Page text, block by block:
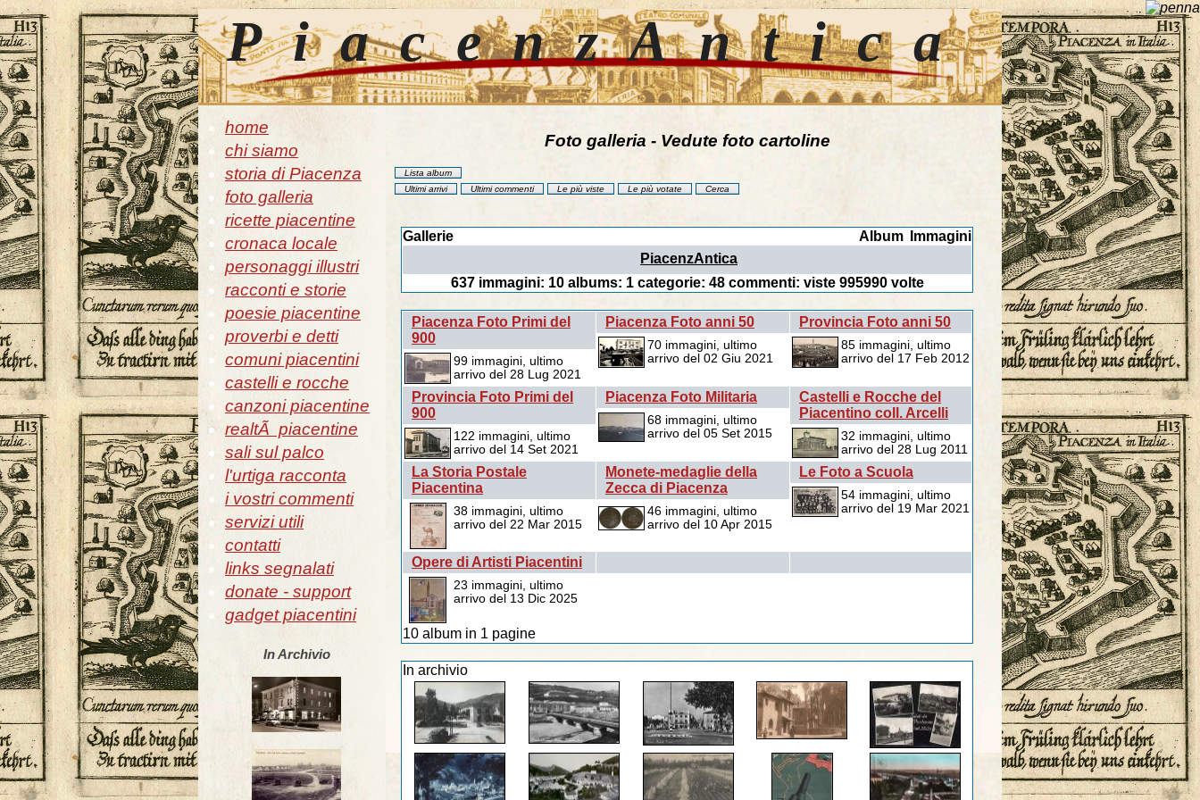
PiacenzAntica
home
chi siamo
storia di Piacenza
foto galleria
ricette piacentine
cronaca locale
personaggi illustri
racconti e storie
poesie piacentine
proverbi e detti
comuni piacentini
castelli e rocche
canzoni piacentine
realtÃ piacentine
sali sul palco
l'urtiga racconta
i vostri commenti
servizi utili
contatti
links segnalati
donate - support
gadget piacentini
In Archivio
Foto galleria - Vedute foto cartoline
Lista album
Ultimi arrivi
Ultimi commenti Le più viste Le più votate Cerca
Gallerie Album
Immagini
PiacenzAntica
637immagini: 10albums: 1categorie: 48commenti: viste 995990volte
Piacenza Foto Primi del
900
99 immagini, ultimo
arrivo del 28 Lug 2021
Piacenza Foto anni 50
70 immagini, ultimo
arrivo del 02 Giu 2021
Provincia Foto anni 50
85 immagini, ultimo
arrivo del 17 Feb 2012
Provincia Foto Primi del
900
122 immagini, ultimo
arrivo del 14 Set 2021
Piacenza Foto Militaria
68 immagini, ultimo
arrivo del 05 Set 2015
Castelli e Rocche del
Piacentino coll. Arcelli
32 immagini, ultimo
arrivo del 28 Lug 2011
La Storia Postale
Piacentina
38 immagini, ultimo
arrivo del 22 Mar 2015
Monete-medaglie della
Zecca di Piacenza
46 immagini, ultimo
arrivo del 10 Apr 2015
Le Foto a Scuola
54 immagini, ultimo
arrivo del 19 Mar 2021
Opere di Artisti Piacentini
23 immagini, ultimo
arrivo del 13 Dic 2025
10 album in 1 pagine
In archivio